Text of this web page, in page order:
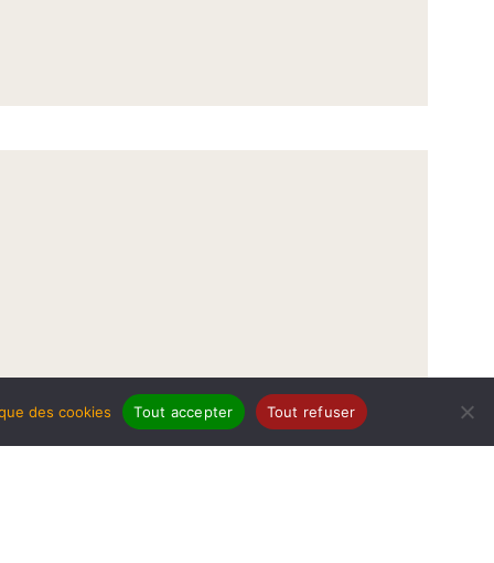
des cookies Tout accepter Tout refuser